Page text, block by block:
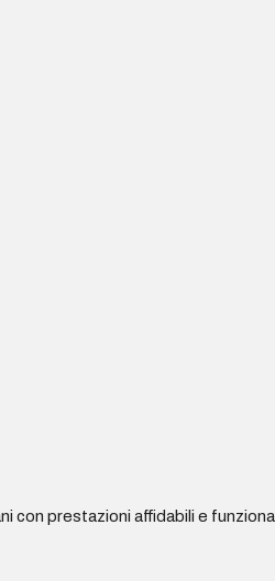
prestazioni affidabili e